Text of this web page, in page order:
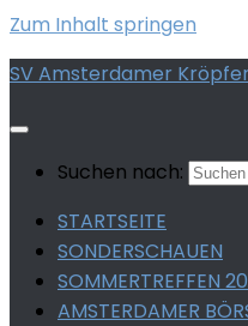
Zum Inhalt springen
SV Amsterdamer
Suchen nach:
STARTSEITE
SONDERSCHAUEN
SOMMERTREFFEN
AMSTERDAMER